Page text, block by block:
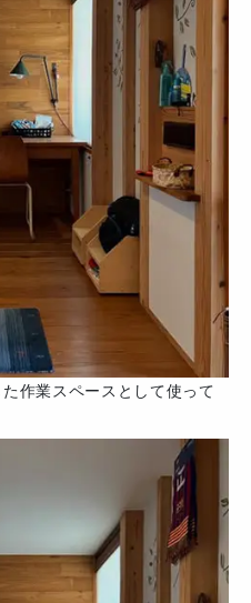
作業スペースとして使って